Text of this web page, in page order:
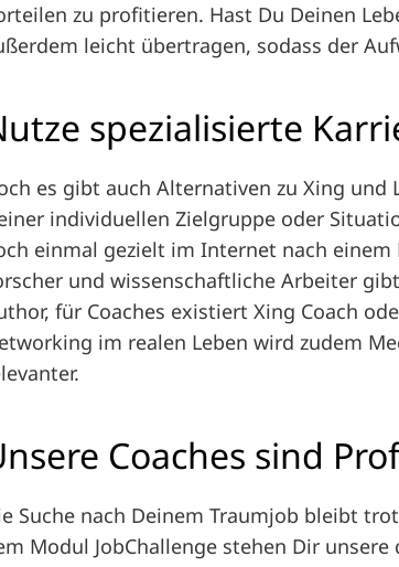
zu profitieren. Hast Du Deinen
leicht übertragen, sodass der
spezialisierte
es gibt auch Alternativen zu Xing
individuellen Zielgruppe oder
einmal gezielt im Internet nach
und wissenschaftliche Arbeiter
für Coaches existiert Xing Coach
im realen Leben wird zudem
Coaches sind
Suche nach Deinem Traumjob bleibt
Modul JobChallenge stehen Dir